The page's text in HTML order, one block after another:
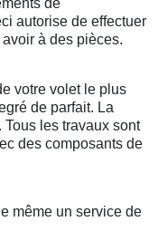
de
autorise de effectuer
à des pièces.
votre volet le plus
de parfait. La
les travaux sont
des composants de
même un service de